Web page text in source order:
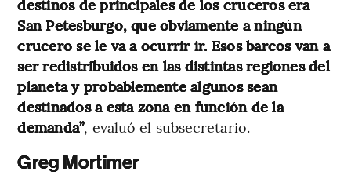
destinos de principales de los cruceros era
San Petesburgo, que obviamente a ningún
crucero se le va a ocurrir ir. Esos barcos van a
ser redistribuidos en las distintas regiones del
planeta y probablemente algunos sean
destinados a esta zona en función de la
demanda”, evaluó el subsecretario.
Greg Mortimer